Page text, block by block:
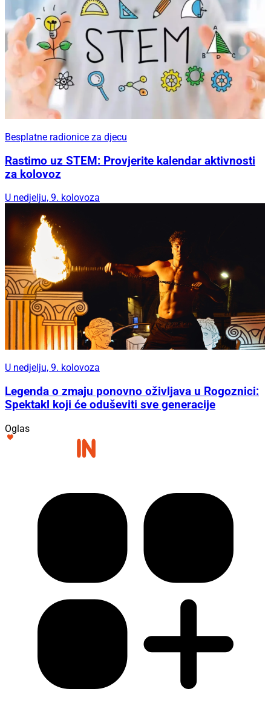
Besplatne radionice za djecu
Rastimo uz STEM: Provjerite kalendar aktivnosti
za kolovoz
U nedjelju, 9. kolovoza
U nedjelju, 9. kolovoza
Legenda o zmaju ponovno oživljava u Rogoznici:
Spektakl koji će oduševiti sve generacije
Oglas